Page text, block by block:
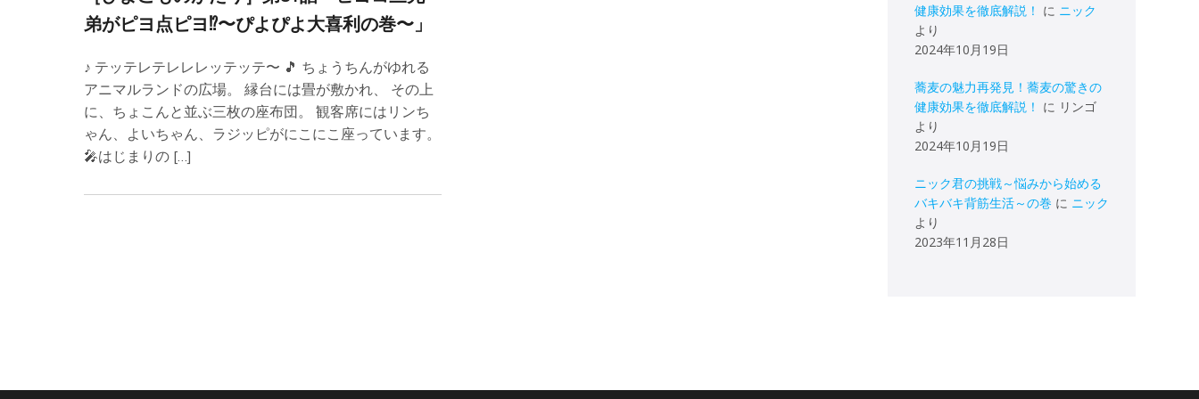
弟がピヨ点ピヨ⁉︎〜ぴよぴよ大喜利の巻〜」
♪ テッテレテレレレッテッテ〜 🎵 ちょうちんがゆれる
アニマルランドの広場。 縁台には畳が敷かれ、 その上
に、ちょこんと並ぶ三枚の座布団。 観客席にはリンち
ゃん、よいちゃん、ラジッピがにこにこ座っています。
🎤はじまりの […]
健康効果を徹底解説！ に ニック
より
2024年10月19日
蕎麦の魅力再発見！蕎麦の驚きの
健康効果を徹底解説！ に リンゴ
より
2024年10月19日
ニック君の挑戦～悩みから始める
バキバキ背筋生活～の巻 に ニック
より
2023年11月28日